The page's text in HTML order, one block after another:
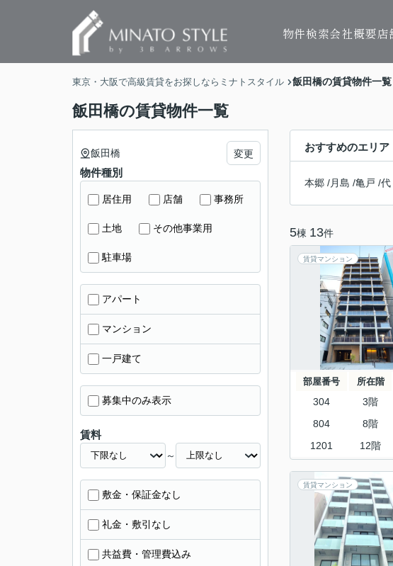
物件検索会社概要店
東京・大阪で高級賃貸をお探しならミナトスタイル 飯田橋の賃貸物件一覧
飯田橋の賃貸物件一覧
おすすめのエリア
本郷 /月島 /亀戸 /代
5棟 13件
賃貸マンション
部屋番号 所在階
304 3階
804 8階
1201 12階
賃貸マンション
飯田橋 変更
物件種別
居住用 店舗 事務所
土地 その他事業用
駐車場
アパート
マンション
一戸建て
募集中のみ表示
賃料
～
敷金・保証金なし
礼金・敷引なし
共益費・管理費込み